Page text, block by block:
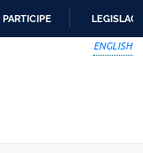
PARTICIPE
ENGLISH